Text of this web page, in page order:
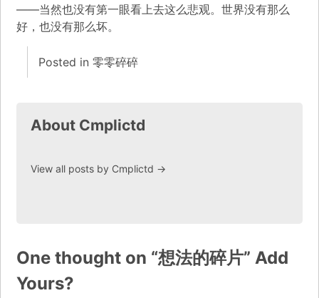
——当然也没有第一眼看上去这么悲观。世界没有那么
好，也没有那么坏。
Posted in 零零碎碎
About Cmplictd
View all posts by Cmplictd →
One thought on “想法的碎片” Add
Yours?